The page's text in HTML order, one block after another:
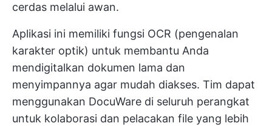
cerdas melalui awan.
Aplikasi ini memiliki fungsi OCR (pengenalan
karakter optik) untuk membantu Anda
mendigitalkan dokumen lama dan
menyimpannya agar mudah diakses. Tim dapat
menggunakan DocuWare di seluruh perangkat
untuk kolaborasi dan pelacakan file yang lebih